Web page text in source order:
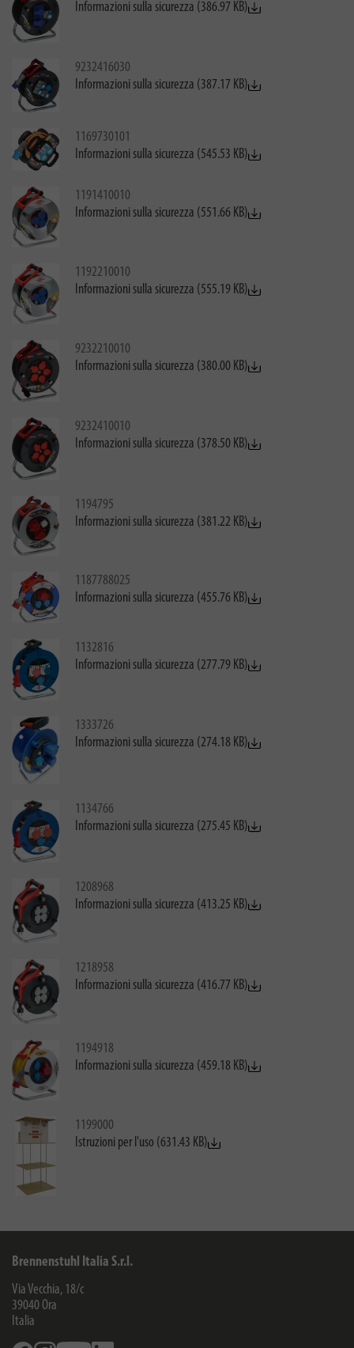
Informazioni sulla sicurezza (386.97 KB)
9232416030
Informazioni sulla sicurezza (387.17 KB)
1169730101
Informazioni sulla sicurezza (545.53 KB)
1191410010
Informazioni sulla sicurezza (551.66 KB)
1192210010
Informazioni sulla sicurezza (555.19 KB)
9232210010
Informazioni sulla sicurezza (380.00 KB)
9232410010
Informazioni sulla sicurezza (378.50 KB)
1194795
Informazioni sulla sicurezza (381.22 KB)
1187788025
Informazioni sulla sicurezza (455.76 KB)
1132816
Informazioni sulla sicurezza (277.79 KB)
1333726
Informazioni sulla sicurezza (274.18 KB)
1134766
Informazioni sulla sicurezza (275.45 KB)
1208968
Informazioni sulla sicurezza (413.25 KB)
1218958
Informazioni sulla sicurezza (416.77 KB)
1194918
Informazioni sulla sicurezza (459.18 KB)
1199000
Istruzioni per l'uso (631.43 KB)
Brennenstuhl Italia S.r.l.
Via Vecchia, 18/c
39040Ora
Italia